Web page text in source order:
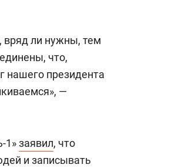
вряд ли нужны, тем
что,
нашего президента
—
1»заявил, что
и записывать